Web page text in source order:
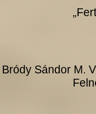
Bródy Sándor M.